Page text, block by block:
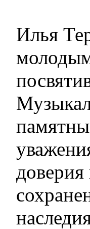
Илья
доверия